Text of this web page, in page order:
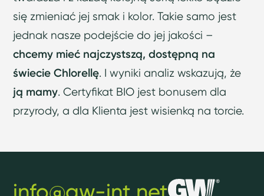
się zmieniać jej smak i kolor. Takie samo jest
jednak nasze podejście do jej jakości –
chcemy mieć najczystszą, dostępną na
świecie Chlorellę. I wyniki analiz wskazują, że
ją mamy. Certyfikat BIO jest bonusem dla
przyrody, a dla Klienta jest wisienką na torcie.